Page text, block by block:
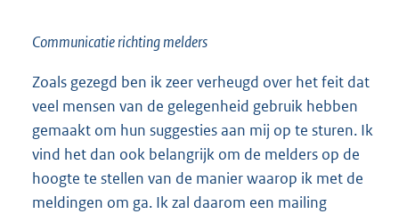
Communicatie richting melders
Zoals gezegd ben ik zeer verheugd over het feit dat
veel mensen van de gelegenheid gebruik hebben
gemaakt om hun suggesties aan mij op te sturen. Ik
vind het dan ook belangrijk om de melders op de
hoogte te stellen van de manier waarop ik met de
meldingen om ga. Ik zal daarom een mailing